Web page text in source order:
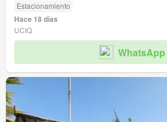
Estacionamiento
Hace 18 días
UCIQ
WhatsApp